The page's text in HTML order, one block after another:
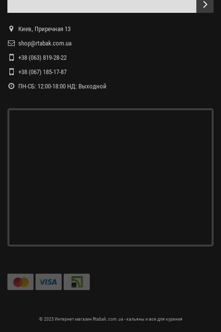
Киев, Приречная 13
shop@rtabak.com.ua
+38 (063) 819-28-22
+38 (067) 185-17-87
ПН-СБ: 12:00-18:00 НД: Выходной
© 2025 Интернет магазин Rtabak.com.ua - кальяны и все для курения